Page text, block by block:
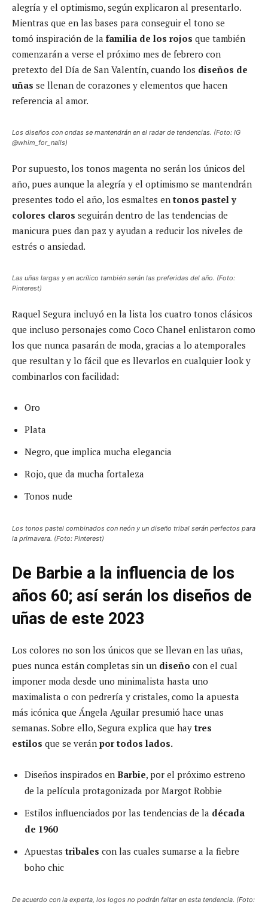
alegría y el optimismo, según explicaron al presentarlo.
Mientras que en las bases para conseguir el tono se
tomó inspiración de la familia de los rojos que también
comenzarán a verse el próximo mes de febrero con
pretexto del Día de San Valentín, cuando los diseños de
uñas se llenan de corazones y elementos que hacen
referencia al amor.
Los diseños con ondas se mantendrán en el radar de tendencias. (Foto: IG
@whim_for_nails)
Por supuesto, los tonos magenta no serán los únicos del
año, pues aunque la alegría y el optimismo se mantendrán
presentes todo el año, los esmaltes entonos pastel y
colores claros seguirán dentro de las tendencias de
manicura pues dan paz y ayudan a reducir los niveles de
estrés o ansiedad.
Las uñas largas y en acrílico también serán las preferidas del año. (Foto:
Pinterest)
Raquel Segura incluyó en la lista los cuatro tonos clásicos
que incluso personajes como Coco Chanel enlistaron como
los que nunca pasarán de moda, gracias a lo atemporales
que resultan y lo fácil que es llevarlos en cualquier look y
combinarlos con facilidad:
Oro
Plata
Negro, que implica mucha elegancia
Rojo, que da mucha fortaleza
Tonos nude
Los tonos pastel combinados con neón y un diseño tribal serán perfectos para
la primavera. (Foto: Pinterest)
De Barbie a la influencia de los
años 60; así serán los diseños de
uñas de este 2023
Los colores no son los únicos que se llevan en las uñas,
pues nunca están completas sin un diseño con el cual
imponer moda desde uno minimalista hasta uno
maximalista o con pedrería y cristales, como la apuesta
más icónica que Ángela Aguilar presumió hace unas
semanas. Sobre ello, Segura explica que haytres
estilos que se verán por todos lados.
Diseños inspirados en Barbie, por el próximo estreno
de la película protagonizada por Margot Robbie
Estilos influenciados por las tendencias de la década
de 1960
Apuestastribales con las cuales sumarse a la fiebre
boho chic
De acuerdo con la experta, los logos no podrán faltar en esta tendencia. (Foto: